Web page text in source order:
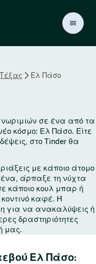
Τέξας Ελ Πάσο
σε ένα από τα
κόσμο: Ελ Πάσο. Είτε
στο Tinder θα
με κάποιο άτομο
άρπαξε τη νύχτα
κάποιο κουλ μπαρ ή
καφέ. Ή
για να ανακαλύψεις ή
δραστηριότητες
μας.
Ελ Πάσο: